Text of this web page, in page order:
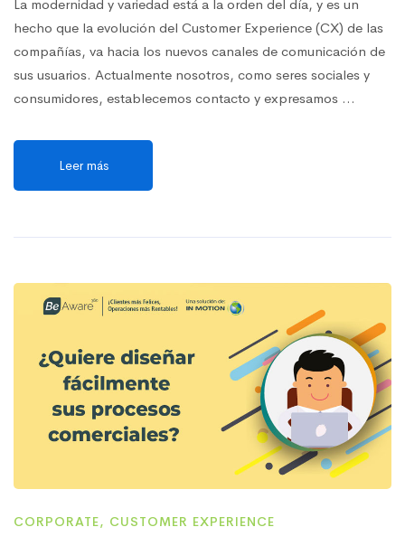
La modernidad y variedad está a la orden del día, y es un
hecho que la evolución del Customer Experience (CX) de las
compañías, va hacia los nuevos canales de comunicación de
sus usuarios. Actualmente nosotros, como seres sociales y
consumidores, establecemos contacto y expresamos …
Leer más
CORPORATE, CUSTOMER EXPERIENCE